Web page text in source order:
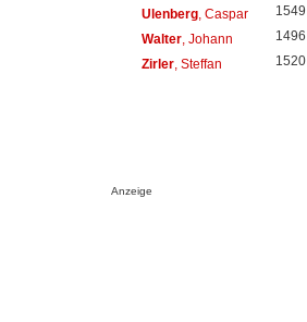
Ulenberg, Caspar 1549
Walter, Johann 1496
Zirler, Steffan 1520
Anzeige